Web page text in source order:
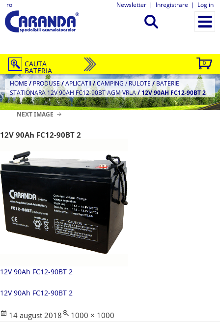
ro Newsletter | Inregistrare | Log in
0
CAUTA
BATERIA
HOME / PRODUSE/APLICATII/CAMPING / RULOTE /BATERIE
STATIONARA 12V 90AH FC12-90BT AGM VRLA/12V 90AH FC12-90BT 2
NEXT IMAGE
12V 90Ah FC12-90BT 2
12V 90Ah FC12-90BT 2
12V 90Ah FC12-90BT 2
Posted
14 august 2018
Full
1000 × 1000